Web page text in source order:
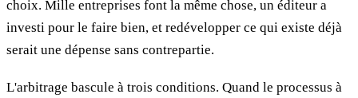
choix. Mille entreprises font la même chose, un éditeur a
investi pour le faire bien, et redévelopper ce qui existe déjà
serait une dépense sans contrepartie.
L'arbitrage bascule à trois conditions. Quand le processus à